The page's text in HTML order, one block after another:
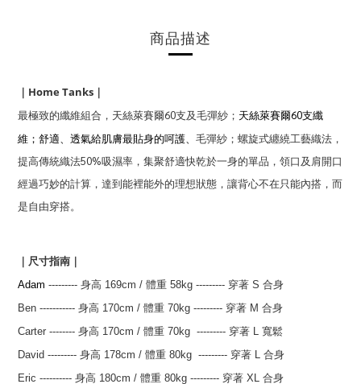
商品描述
｜ Home Tanks ｜
最極致的纖維組合 ， 天絲萊賽爾60支及毛彈紗； 天絲萊賽爾60支纖
維； 舒適、透氣給肌膚最貼身的呵護、 毛彈紗 ； 螺旋式纏繞工藝織法，
提高傳統織法50%吸濕率， 集聚舒適快乾於一身的單品， 領口及肩開口
經過巧妙的計算，達到能裡能外的理想狀態，讓背心不在只能內搭，而
是自由穿搭。
｜尺寸指南｜
Adam --------- 身高 169cm / 體重 58kg --------- 穿著 S 合身
Ben ----------- 身高 170cm / 體重 70kg --------- 穿著 M 合身
Carter -------- 身高 170cm / 體重 70kg --------- 穿著 L 寬鬆
David --------- 身高 178cm / 體重 80kg --------- 穿著 L 合身
Eric ---------- 身高 180cm / 體重 80kg --------- 穿著 XL 合身